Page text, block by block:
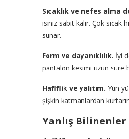
Sıcaklık ve nefes alma
ısınız sabit kalır. Çok
sunar.
Form ve dayanıklılık. İyi
pantalon kesimi uzun süre
Hafiflik ve yalıtım. Yün
şişkin katmanlardan
Yanlış Bilinenler